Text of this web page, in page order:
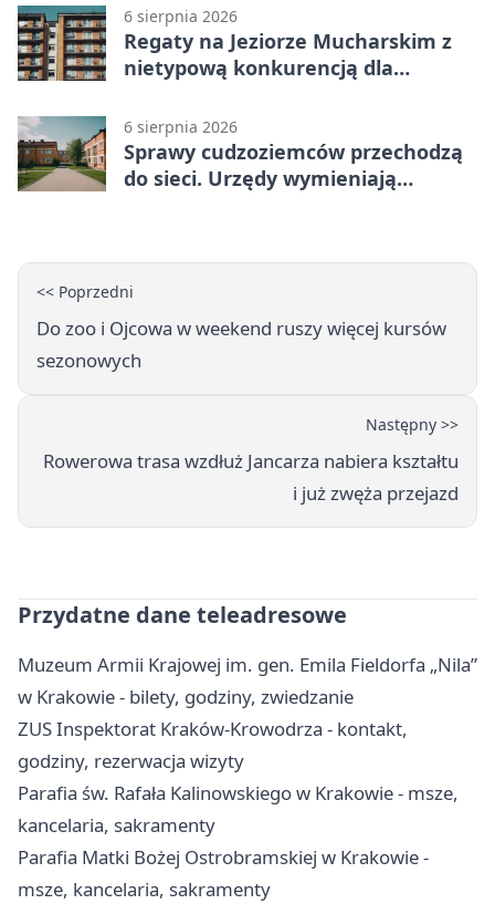
6 sierpnia 2026
Regaty na Jeziorze Mucharskim z
nietypową konkurencją dla
6 sierpnia 2026
Sprawy cudzoziemców przechodzą
do sieci. Urzędy wymieniają
<< Poprzedni
Do zoo i Ojcowa w weekend ruszy więcej kursów
sezonowych
Następny >>
Rowerowa trasa wzdłuż Jancarza nabiera kształtu
i już zwęża przejazd
Przydatne dane teleadresowe
Muzeum Armii Krajowej im. gen. Emila Fieldorfa „Nila”
w Krakowie - bilety, godziny, zwiedzanie
ZUS Inspektorat Kraków-Krowodrza - kontakt,
godziny, rezerwacja wizyty
Parafia św. Rafała Kalinowskiego w Krakowie - msze,
kancelaria, sakramenty
Parafia Matki Bożej Ostrobramskiej w Krakowie -
msze, kancelaria, sakramenty